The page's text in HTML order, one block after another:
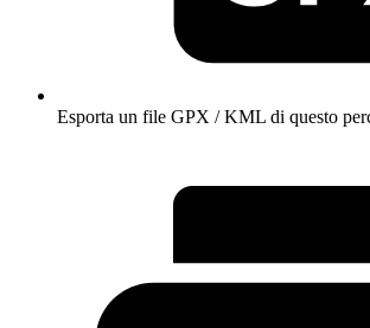
Esporta un file GPX / KML di questo